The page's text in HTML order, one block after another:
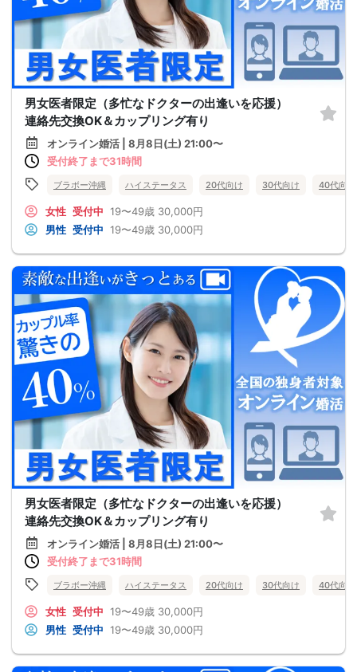
男女医者限定（多忙なドクターの出逢いを応援）
連絡先交換OK＆カップリング有り
オンライン婚活 | 8月8日(土) 21:00〜
受付終了まで31時間
ブラボー沖縄 ハイステータス 20代向け 30代向け 40代向け
女性 受付中 19〜49歳 30,000円
男性 受付中 19〜49歳 30,000円
男女医者限定（多忙なドクターの出逢いを応援）
連絡先交換OK＆カップリング有り
オンライン婚活 | 8月8日(土) 21:00〜
受付終了まで31時間
ブラボー沖縄 ハイステータス 20代向け 30代向け 40代向け
女性 受付中 19〜49歳 30,000円
男性 受付中 19〜49歳 30,000円